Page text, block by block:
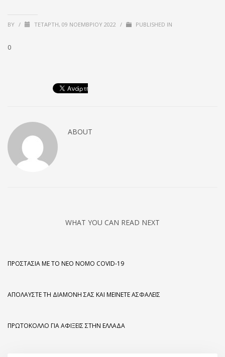
BY / ΤΕΤΆΡΤΗ, 09 ΝΟΕΜΒΡΊΟΥ 2022 / PUBLISHED IN
0
ABOUT
WHAT YOU CAN READ NEXT
ΠΡΟΣΤΑΣΊΑ ΜΕ ΤΟ ΝΈΟ ΝΌΜΟ COVID-19
ΑΠΟΛΑΎΣΤΕ ΤΗ ΔΙΑΜΟΝΉ ΣΑΣ ΚΑΙ ΜΕΊΝΕΤΕ ΑΣΦΑΛΕΊΣ
ΠΡΩΤΌΚΟΛΛΟ ΓΙΑ ΑΦΊΞΕΙΣ ΣΤΗΝ ΕΛΛΆΔΑ